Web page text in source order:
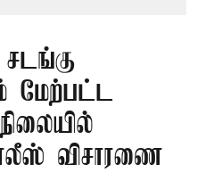
சடங்கு
மேற்பட்ட
விசாரணை